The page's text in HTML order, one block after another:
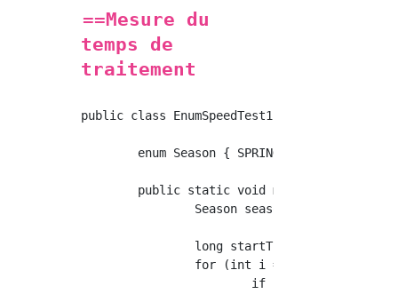
==Mesure du
temps de
traitement
public class EnumSpeedTest1 {